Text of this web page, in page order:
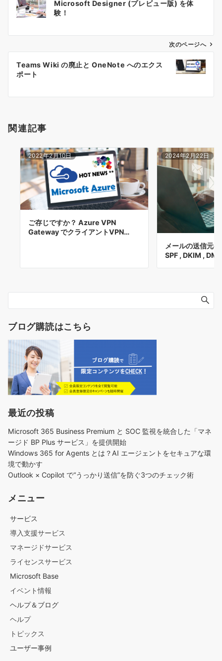
ビ
ン
Microsoft Designer (プレビュー版) を体
験！
次のページへ
Teams Wiki の廃止と OneNote へのエクス
ポート
関連記事
2022年2月10日
ご存じですか？ Azure VPN
Gateway でクライアントVPN…
2024年2月22日
メールの送信元
SPF , DKIM ,
ブログ購読はこちら
最近の投稿
Microsoft 365 Business Premium と SOC 監視を統合した「マネ
ージド BP Plus サービス」を提供開始
Windows 365 for Agents とは？AI エージェントをセキュアな環
境で動かす
Outlook × Copilot で“うっかり送信”を防ぐ3つのチェック術​
メニュー
サービス
導入支援サービス
マネージドサービス
ライセンスサービス
Microsoft Base
イベント情報
ヘルプ＆ブログ
ヘルプ
トピックス
ユーザー事例